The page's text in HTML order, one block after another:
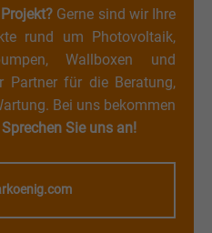
Gerne sind wir Ihre
rund um Photovoltaik,
Wallboxen und
Partner für die Beratung,
Bei uns bekommen
Sprechen Sie uns an!